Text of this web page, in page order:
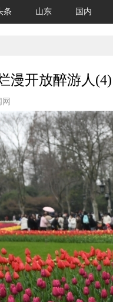
条 山东 国内
漫开放醉游人(4)